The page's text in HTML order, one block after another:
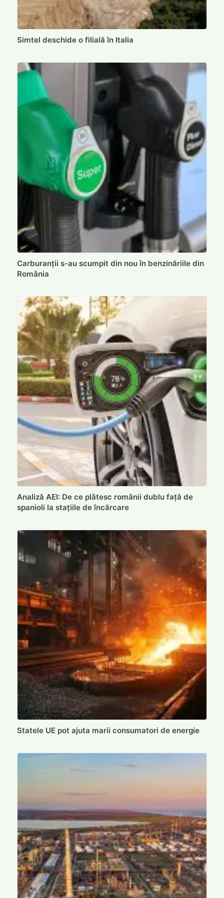
Simtel deschide o filială în Italia
Carburanții s-au scumpit din nou în benzinăriile din
România
Analiză AEI: De ce plătesc românii dublu față de
spanioli la stațiile de încărcare
Statele UE pot ajuta marii consumatori de energie